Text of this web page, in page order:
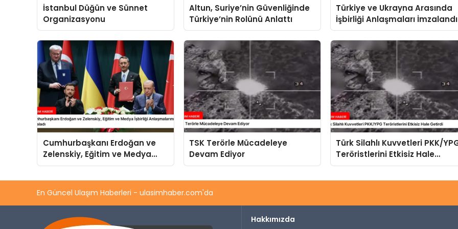
İstanbul Düğün ve Sünnet
Organizasyonu
Altun, Suriye’nin Güvenliğinde
Türkiye’nin Rolünü Anlattı
Türkiye ve Ukrayna Arasında
İşbirliği Anlaşmaları İmzalandı
Cumhurbaşkanı Erdoğan ve
Zelenskiy, Eğitim ve Medya
İşbirliği Anlaşmalarını İmzaladı
TSK Terörle Mücadeleye
Devam Ediyor
Türk Silahlı Kuvvetleri PKK/
Teröristlerini Etkisiz Hale
Getirdi
En Güncel Ulaşım Haberleri - ulasimhaber.com'da
Hakkımızda